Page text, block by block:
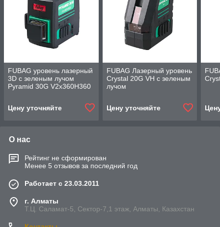
FUBAG уровень лазерный
3D с зеленым лучом
Pyramid 30G V2х360H360
Цену уточняйте
FUBAG Лазерный уровень
Crystal 20G VH c зеленым
лучом
Цену уточняйте
О нас
Рейтинг не сформирован
Менее 5 отзывов за последний год
Работает с 23.03.2011
г. Алматы
Т.Ц. Саламат-5, Cектор-7,1 этаж, Алматы, Казахстан